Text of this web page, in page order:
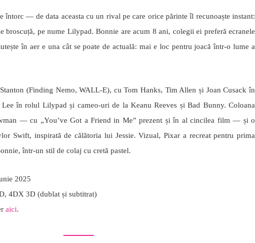
întorc — de data aceasta cu un rival pe care orice părinte îl recunoaște instant:
broscuță, pe nume Lilypad. Bonnie are acum 8 ani, colegii ei preferă ecranele
în aer e una cât se poate de actuală: mai e loc pentru joacă într-o lume a
(Finding Nemo, WALL-E), cu Tom Hanks, Tim Allen și Joan Cusack în
în rolul Lilypad și cameo-uri de la Keanu Reeves și Bad Bunny. Coloana
— cu „You’ve Got a Friend in Me” prezent și în al cincilea film — și o
Swift, inspirată de călătoria lui Jessie. Vizual, Pixar a recreat pentru prima
într-un stil de colaj cu cretă pastel.
2025
4DX 3D (dublat și subtitrat)
aici.